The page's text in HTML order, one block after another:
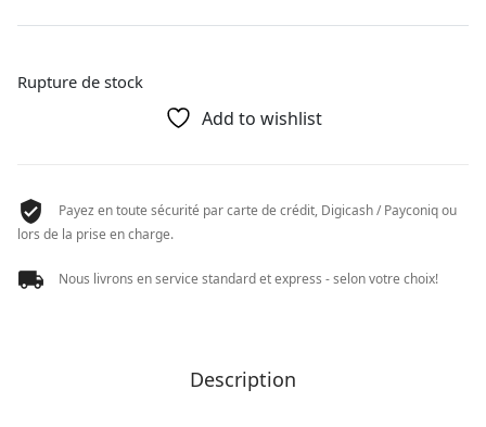
Rupture de stock
Add to wishlist
Payez en toute sécurité par carte de crédit, Digicash / Payconiq ou
lors de la prise en charge.
Nous livrons en service standard et express - selon votre choix!
Description